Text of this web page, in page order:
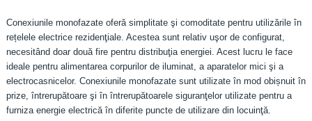
Conexiunile monofazate oferă simplitate şi comoditate pentru utilizările în
rețelele electrice rezidenţiale. Acestea sunt relativ uşor de configurat,
necesitând doar două fire pentru distribuţia energiei. Acest lucru le face
ideale pentru alimentarea corpurilor de iluminat, a aparatelor mici şi a
electrocasnicelor. Conexiunile monofazate sunt utilizate în mod obișnuit în
prize, întrerupătoare şi în întrerupătoarele siguranţelor utilizate pentru a
furniza energie electrică în diferite puncte de utilizare din locuinţă.